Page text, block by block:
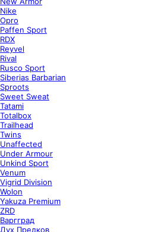
Nike
Opro
Paffen Sport
RDX
Reyvel
Rival
Rusco Sport
Siberias Barbarian
Sproots
Sweet Sweat
Tatami
Totalbox
Trailhead
Twins
Unaffected
Under Armour
Unkind Sport
Venum
Vigrid Division
Wolon
Yakuza Premium
ZRD
Варгград
Дух Предков